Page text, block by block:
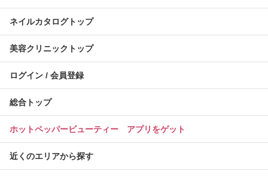
ネイルカタログトップ
美容クリニックトップ
ログイン / 会員登録
総合トップ
ホットペッパービューティー アプリをゲット
近くのエリアから探す